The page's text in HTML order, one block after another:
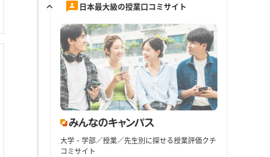
日本最大級の授業口コミサイト
大学・学部／授業／先生別に探せる授業評価クチ
コミサイト